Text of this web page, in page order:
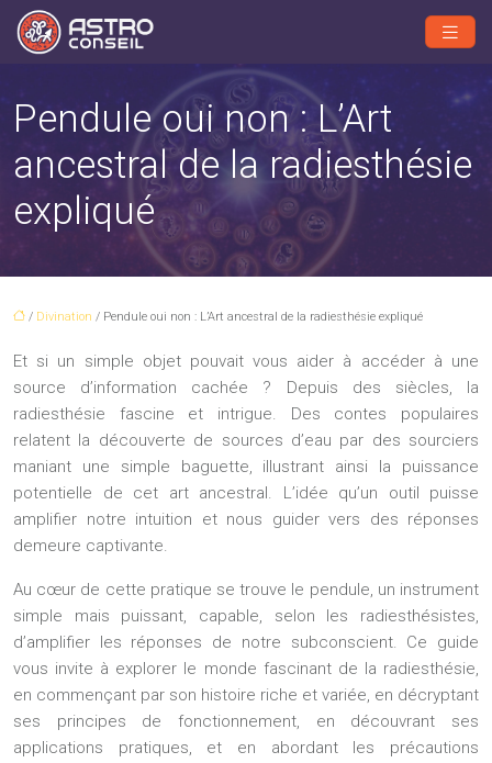
Pendule oui non : L’Art
ancestral de la radiesthésie
expliqué
/ Divination / Pendule oui non : L’Art ancestral de la radiesthésie expliqué
Et si un simple objet pouvait vous aider à accéder à une
source d’information cachée ? Depuis des siècles, la
radiesthésie fascine et intrigue. Des contes populaires
relatent la découverte de sources d’eau par des sourciers
maniant une simple baguette, illustrant ainsi la puissance
potentielle de cet art ancestral. L’idée qu’un outil puisse
amplifier notre intuition et nous guider vers des réponses
demeure captivante.
Au cœur de cette pratique se trouve le pendule, un instrument
simple mais puissant, capable, selon les radiesthésistes,
d’amplifier les réponses de notre subconscient. Ce guide
vous invite à explorer le monde fascinant de la radiesthésie,
en commençant par son histoire riche et variée, en décryptant
ses principes de fonctionnement, en découvrant ses
applications pratiques, et en abordant les précautions